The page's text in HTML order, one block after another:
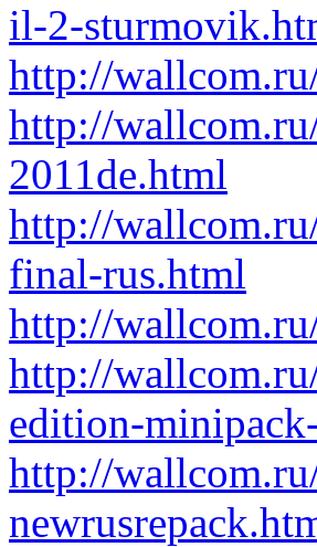
il-2-
http://
http://
2011de.html
http://
final-rus.html
http://
http://
edition-
http://